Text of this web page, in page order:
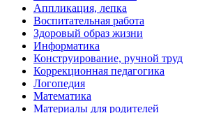
Аппликация, лепка
Воспитательная работа
Здоровый образ жизни
Информатика
Конструирование, ручной труд
Коррекционная педагогика
Логопедия
Математика
Материалы для родителей